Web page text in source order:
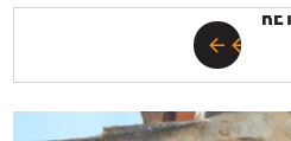
arrow_back arrow_back